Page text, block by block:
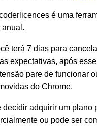
é uma
anual.
terá 7 dias para
expectativas, após
pare de funcionar
do Chrome.
decidir adquirir um plano
ou pode ser